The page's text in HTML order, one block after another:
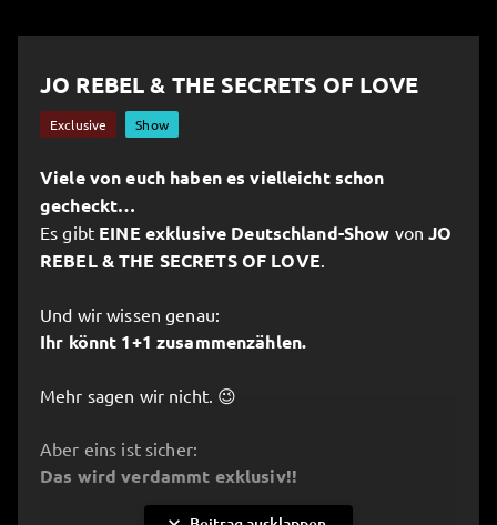
JO REBEL & THE SECRETS OF LOVE
Exclusive Show
Viele von euch haben es vielleicht schon
gecheckt…
Es gibt EINE exklusive Deutschland-Show vonJO
REBEL & THE SECRETS OF LOVE.
Und wir wissen genau:
Ihr könnt 1+1 zusammenzählen.
Mehr sagen wir nicht. 😉
Aber eins ist sicher:
Das wird verdammt exklusiv!!